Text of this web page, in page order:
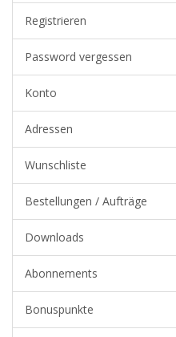
Registrieren
Password vergessen
Konto
Adressen
Wunschliste
Bestellungen / Aufträge
Downloads
Abonnements
Bonuspunkte